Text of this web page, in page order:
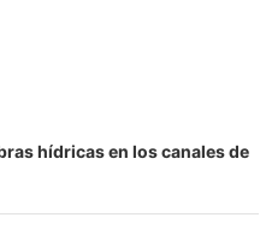
hídricas en los canales de